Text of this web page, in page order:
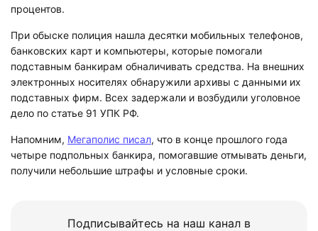
процентов.
При обыске полиция нашла десятки мобильных телефонов,
банковских карт и компьютеры, которые помогали
подставным банкирам обналичивать средства. На внешних
электронных носителях обнаружили архивы с данными их
подставных фирм. Всех задержали и возбудили уголовное
дело по статье 91 УПК РФ.
Напомним, Мегаполис писал, что в конце прошлого года
четыре подпольных банкира, помогавшие отмывать деньги,
получили небольшие штрафы и условные сроки.
Подписывайтесь на наш канал в